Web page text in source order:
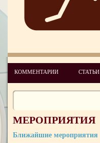
КОММЕНТАРИИ СТАТЬИ
МЕРОПРИЯТИЯ
Ближайшие мероприятия